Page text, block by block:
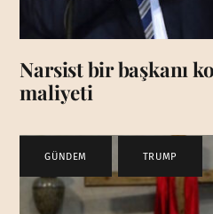
Narsist bir başkanı
maliyeti
GÜNDEM TRUMP